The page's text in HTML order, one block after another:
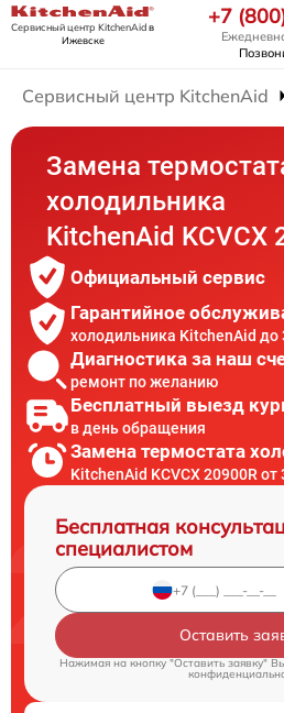
Сервисный центр KitchenAidв
Ижевске
+7
Сервисный центр KitchenAid
Замена
холодильника
KitchenAid KCVCX
Официальный сервис
Гарантийное
холодильника KitchenAid до
Диагностика за наш
ремонт по желанию
Бесплатный выезд
в день обращения
Замена термостата
KitchenAid KCVCX 20900R от
Бесплатная
специалистом
Оставить
Нажимая на кнопку "Оставить заявку"